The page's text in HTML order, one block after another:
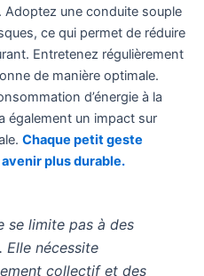
une conduite souple
ce qui permet de réduire
Entretenez régulièrement
de manière optimale.
d’énergie à la
également un impact sur
Chaque petit geste
plus durable.
se limite pas à des
Elle nécessite
collectif et des